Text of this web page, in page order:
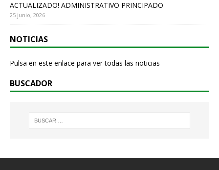
ACTUALIZADO! ADMINISTRATIVO PRINCIPADO
25 junio, 2026
NOTICIAS
Pulsa en este enlace para ver todas las noticias
BUSCADOR